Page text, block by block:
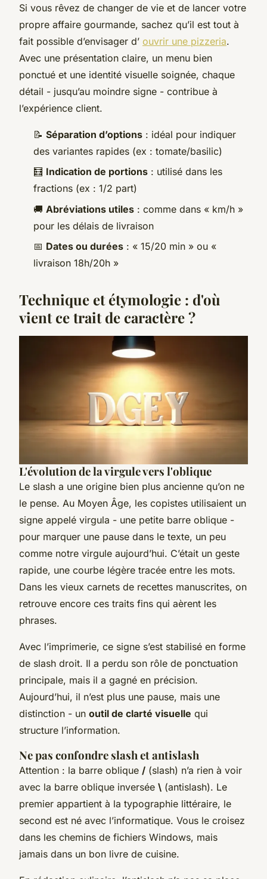
Si vous rêvez de changer de vie et de lancer votre
propre affaire gourmande, sachez qu’il est tout à
fait possible d’envisager d’ ouvrir une pizzeria.
Avec une présentation claire, un menu bien
ponctué et une identité visuelle soignée, chaque
détail - jusqu’au moindre signe - contribue à
l’expérience client.
📝 Séparation d’options : idéal pour indiquer
des variantes rapides (ex : tomate/basilic)
🧮 Indication de portions : utilisé dans les
fractions (ex : 1/2 part)
🚚 Abréviations utiles : comme dans « km/h »
pour les délais de livraison
📅 Dates ou durées : « 15/20 min » ou «
livraison 18h/20h »
Technique et étymologie : d'où
vient ce trait de caractère ?
L'évolution de la virgule vers l'oblique
Le slash a une origine bien plus ancienne qu’on ne
le pense. Au Moyen Âge, les copistes utilisaient un
signe appelé virgula - une petite barre oblique -
pour marquer une pause dans le texte, un peu
comme notre virgule aujourd’hui. C’était un geste
rapide, une courbe légère tracée entre les mots.
Dans les vieux carnets de recettes manuscrites, on
retrouve encore ces traits fins qui aèrent les
phrases.
Avec l’imprimerie, ce signe s’est stabilisé en forme
de slash droit. Il a perdu son rôle de ponctuation
principale, mais il a gagné en précision.
Aujourd’hui, il n’est plus une pause, mais une
distinction - un outil de clarté visuelle qui
structure l’information.
Ne pas confondre slash et antislash
Attention : la barre oblique / (slash) n’a rien à voir
avec la barre oblique inversée \ (antislash). Le
premier appartient à la typographie littéraire, le
second est né avec l’informatique. Vous le croisez
dans les chemins de fichiers Windows, mais
jamais dans un bon livre de cuisine.